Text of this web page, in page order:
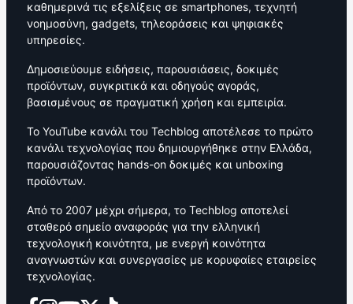
καθημερινά τις εξελίξεις σε smartphones, τεχνητή
νοημοσύνη, gadgets, τηλεοράσεις και ψηφιακές
υπηρεσίες.
Δημοσιεύουμε ειδήσεις, παρουσιάσεις, δοκιμές
προϊόντων, συγκριτικά και οδηγούς αγοράς,
βασισμένους σε πραγματική χρήση και εμπειρία.
Το YouTube κανάλι του Techblog αποτέλεσε το πρώτο
κανάλι τεχνολογίας που δημιουργήθηκε στην Ελλάδα,
παρουσιάζοντας hands-on δοκιμές και unboxing
προϊόντων.
Από το 2007 μέχρι σήμερα, το Techblog αποτελεί
σταθερό σημείο αναφοράς για την ελληνική
τεχνολογική κοινότητα, με ενεργή κοινότητα
αναγνωστών και συνεργασίες με κορυφαίες εταιρείες
τεχνολογίας.